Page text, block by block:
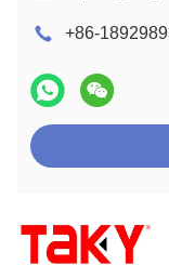
+86-